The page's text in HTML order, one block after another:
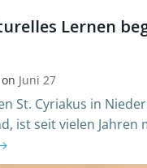
Lernen
on Juni 27
St. Cyriakus in
ist seit vielen Jahren